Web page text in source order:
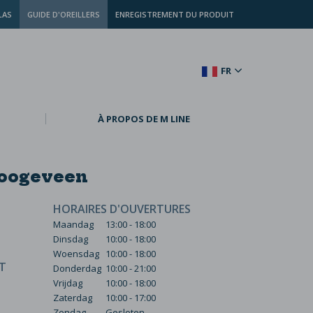
GUIDE D'OREILLERS ENREGISTREMENT DU PRODUIT
FR
À PROPOS DE M LINE
HORAIRES D'OUVERTURES
Maandag
13:00 - 18:00
Dinsdag
10:00 - 18:00
Woensdag 10:00 - 18:00
Donderdag 10:00 - 21:00
Vrijdag
10:00 - 18:00
Zaterdag
10:00 - 17:00